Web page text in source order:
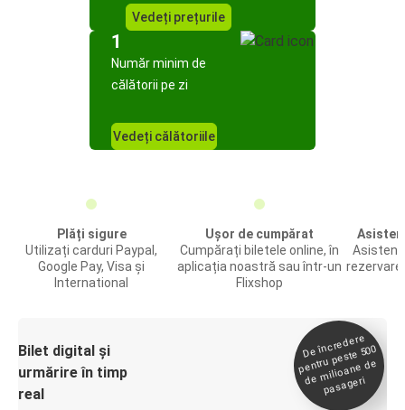
Vedeți prețurile
1
Număr minim de
călătorii pe zi
Vedeți călătoriile
Plăți sigure
Utilizați carduri Paypal,
Google Pay, Visa și
International
Ușor de cumpărat
Cumpărați biletele online, în
aplicația noastră sau într-un
Flixshop
Bilet digital și
urmărire în timp
real
De încredere
pentru peste 500
de
milioane de
pasageri